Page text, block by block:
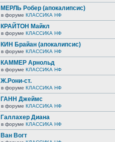
МЕРЛЬ Робер (апокалипсис)
в форуме КЛАССИКА НФ
КРАЙТОН Майкл
в форуме КЛАССИКА НФ
КИН Брайан (апокалипсис)
в форуме КЛАССИКА НФ
КАММЕР Арнольд
в форуме КЛАССИКА НФ
Ж.Рони-ст.
в форуме КЛАССИКА НФ
ГАНН Джеймс
в форуме КЛАССИКА НФ
Галлахер Диана
в форуме КЛАССИКА НФ
Ван Вогт